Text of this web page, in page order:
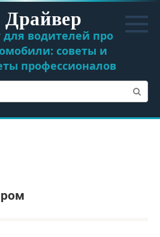
Драйвер
для водителей про
советы и
профессионалов